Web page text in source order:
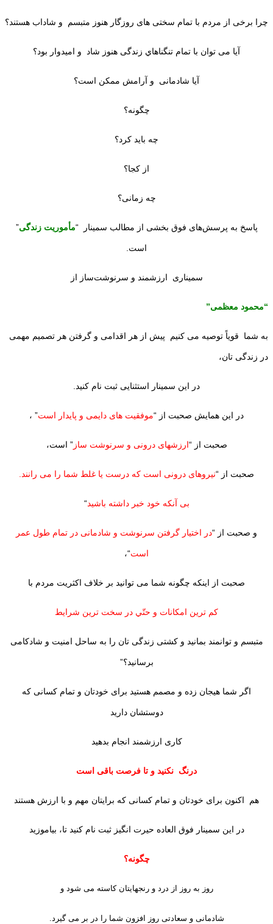
چرا برخی از مردم با تمام سختی های روزگار هنوز متبسم و شاداب هستند؟
آیا می توان با تمام تنگناهاي زندگی هنوز شاد و امیدوار بود؟
آیا شادمانی و آرامش ممکن است؟
چگونه؟
چه باید کرد؟
از کجا؟
چه زمانی؟
پاسخ به پرسش‌های فوق بخشی از مطالب سمینار “مأموریت زندگی”
است.
سمیناری ارزشمند و سرنوشت‌ساز از
“محمود معظمی”
به شما قویاً توصیه می کنیم پیش از هر اقدامی و گرفتن هر تصمیم مهمی
در زندگی تان،
در این سمینار استثنایی ثبت نام کنید.
در این همایش صحبت از “موفقیت های دایمی و پایدار است” ،
صحبت از “ارزشهای درونی و سرنوشت ساز” است،
صحبت از “نیروهای درونی است که درست یا غلط شما را می رانند.
بی آنکه خود خبر داشته باشید“
و صحبت از “در اختیار گرفتن سرنوشت و شادمانی در تمام طول عمر
است“،
صحبت از اینکه چگونه شما می توانید بر خلاف اکثریت مردم با
کم ترین امکانات و حتّي در سخت ترین شرایط
متبسم و توانمند بمانید و کشتی زندگی تان را به ساحل امنیت و شادکامی
برسانید؟”
اگر شما هیجان زده و مصمم هستید برای خودتان و تمام کسانی که
دوستشان دارید
کاری ارزشمند انجام بدهید
درنگ نکنید و تا فرصت باقی است
هم اکنون برای خودتان و تمام کسانی که برايتان مهم و با ارزش هستند
در این سمینار فوق العاده حیرت انگیز ثبت نام کنید تا، بیاموزید
چگونه؟
روز به روز از درد و رنجهایتان کاسته می شود و
شادمانی و سعادتی روز افزون شما را در بر می گیرد.